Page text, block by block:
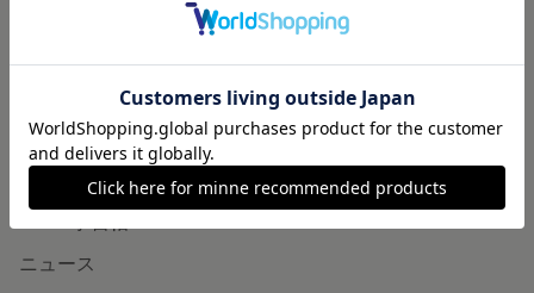
読みもの
minneとものづくりと
ニュース